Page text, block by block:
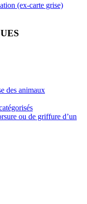
(ex-carte grise)
des animaux
ou de griffure d’un